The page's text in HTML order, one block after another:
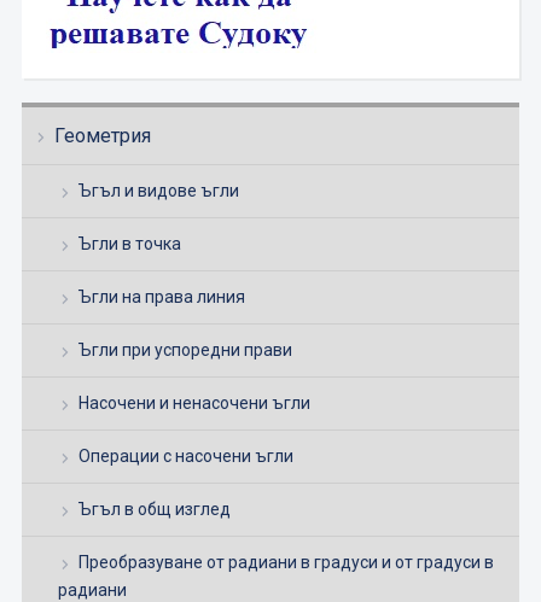
Геометрия
Ъгъл и видове ъгли
Ъгли в точка
Ъгли на права линия
Ъгли при успоредни прави
Насочени и ненасочени ъгли
Операции с насочени ъгли
Ъгъл в общ изглед
Преобразуване от радиани в градуси и от градуси в
радиани